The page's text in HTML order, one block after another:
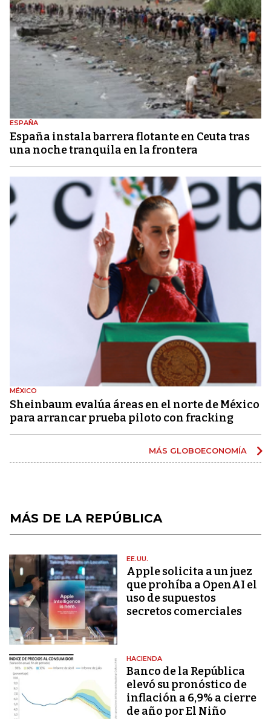
ESPAÑA
España instala barrera flotante en Ceuta tras
una noche tranquila en la frontera
MÉXICO
Sheinbaum evalúa áreas en el norte de México
para arrancar prueba piloto con fracking
MÁS GLOBOECONOMÍA
MÁS DE LA REPÚBLICA
EE.UU.
Apple solicita a un juez
que prohíba a OpenAI el
uso de supuestos
secretos comerciales
HACIENDA
Banco de la República
elevó su pronóstico de
inflación a 6,9% a cierre
de año por El Niño